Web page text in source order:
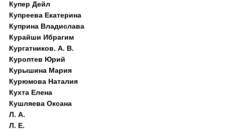
Купер Дейл
Купреева Екатерина
Куприна Владислава
Курайши Ибрагим
Кургатников. А. В.
Куроптев Юрий
Курышина Мария
Курюмова Наталия
Кухта Елена
Кушляева Оксана
Л. А.
Л. Е.